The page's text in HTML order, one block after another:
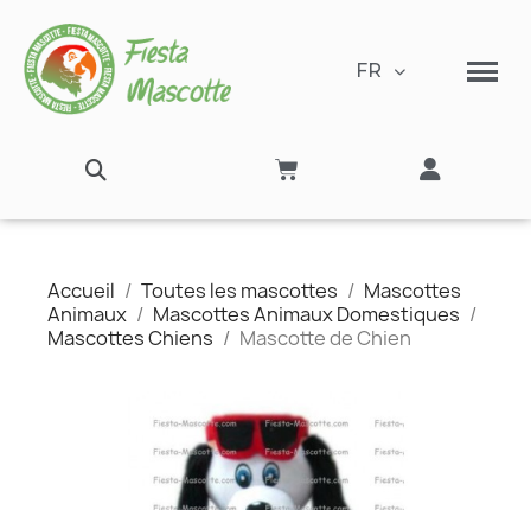
FR
Accueil Toutes les mascottes
Mascottes
Animaux
Mascottes Animaux Domestiques
Mascottes Chiens
Mascotte de Chien